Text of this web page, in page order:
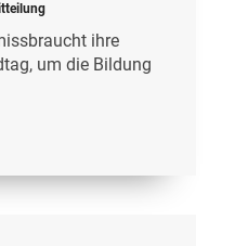
ihre
um die Bildung